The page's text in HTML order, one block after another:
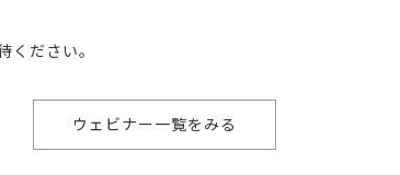
ください。
ウェビナー一覧をみる